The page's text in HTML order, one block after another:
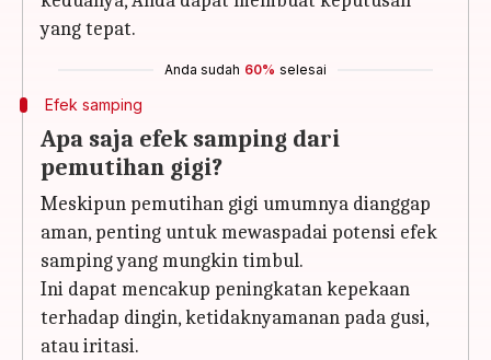
yang tepat.
Anda sudah 60% selesai
Efek samping
Apa saja efek samping dari
pemutihan gigi?
Meskipun pemutihan gigi umumnya dianggap
aman, penting untuk mewaspadai potensi efek
samping yang mungkin timbul.
Ini dapat mencakup peningkatan kepekaan
terhadap dingin, ketidaknyamanan pada gusi,
atau iritasi.